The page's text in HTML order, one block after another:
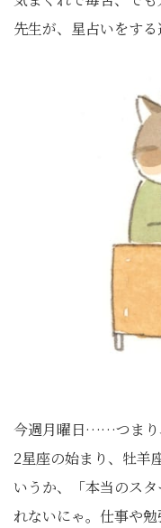
先生が、星占いをす
今週月曜日……つまり
2星座の始まり、牡羊
いうか、「本当のス
れないにゃ。仕事や